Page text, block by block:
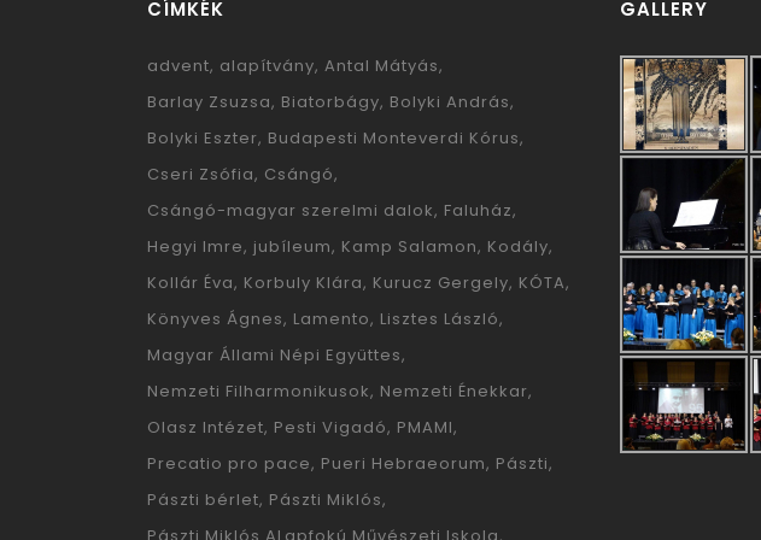
CÍMKÉK
advent alapítvány Antal Mátyás
Barlay Zsuzsa Biatorbágy Bolyki András
Bolyki Eszter Budapesti Monteverdi Kórus
Cseri Zsófia Csángó
Csángó-magyar szerelmi dalok Faluház
Hegyi Imre jubíleum Kamp Salamon Kodály
Kollár Éva Korbuly Klára Kurucz Gergely KÓTA
Könyves Ágnes Lamento Lisztes László
Magyar Állami Népi Együttes
Nemzeti Filharmonikusok Nemzeti Énekkar
Olasz Intézet Pesti Vigadó PMAMI
Precatio pro pace Pueri Hebraeorum Pászti
Pászti bérlet Pászti Miklós
GALLERY